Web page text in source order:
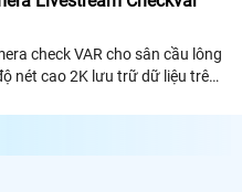
check VAR cho sân cầu lông
nét cao 2K lưu trữ dữ liệu trên